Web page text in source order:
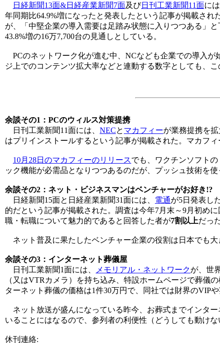
日経新聞13面&日経産業新聞7面及び日刊工業新聞11面に
年同期比64.9%増になったと発表したという記事が掲載さ
が、「中堅企業の導入需要は足踏み状態に入りつつある」
43.8%増の16万7,700台の見通しとしている。
PCのネットワーク化が進む中、NCなども企業での導入が
ジ上でのコンテンツ拡大率などと連動する数字としても、
余談その1：PCのウィルス対策提携
日刊工業新聞11面には、 NECと マカフィーが業務提携を
はプリインストールするという記事が掲載された。マカフ
10月28日のマカフィーのリリースでも、ワクチンソフトの
ック機能が必需品となりつつあるのだが、プッシュ技術を
余談その2： ネット・ビジネスマンはベンチャーがお好き!?
日経新聞15面と日経産業新聞31面には、 電通が5日発表し
的だという記事が掲載された。調査は今年7月末～9月初め
職・転職について魅力的であると回答した者が7割以上だっ
ネット普及に果たしたベンチャー企業の役割は日本でも
余談その3： インターネット葬儀屋
日刊工業新聞1面には、
メモリアル・ネットワークが、世
（又はVTRカメラ）を持ち込み、特設ホームページで葬儀
ターネット葬儀の価格は1件30万円で、同社では財界のVIP
ネット放送が盛んになっている昨今、お葬式までインタ
いることにはなるので、参列者の利便性（どうしても動け
休刊連絡: